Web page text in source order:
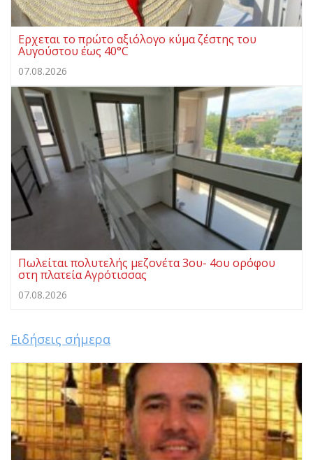
Ερχεται το πρώτο αξιόλογο κύμα ζέστης του
Αυγούστου έως 40°C
07.08.2026
Πωλείται πολυτελής μεζονέτα 3ου- 4ου ορόφου
στη πλατεία Αγρότισσας
07.08.2026
Ειδήσεις σήμερα